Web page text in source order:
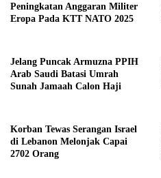
Peningkatan Anggaran Militer
Eropa Pada KTT NATO 2025
Jelang Puncak Armuzna PPIH
Arab Saudi Batasi Umrah
Sunah Jamaah Calon Haji
Korban Tewas Serangan Israel
di Lebanon Melonjak Capai
2702 Orang